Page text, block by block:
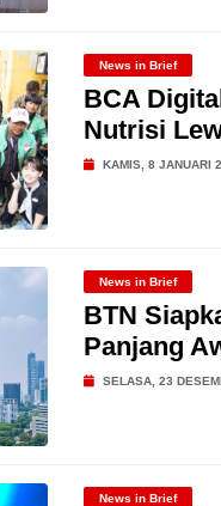
News in Brief
BCA
Nutrisi
KAMIS, 8 JANUARI
News in Brief
BTN
Panjang
SELASA, 23
News in Brief